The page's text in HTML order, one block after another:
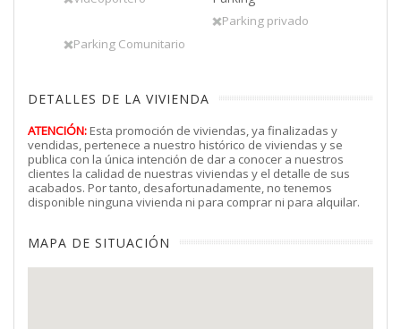
Parking privado
Parking Comunitario
DETALLES DE LA VIVIENDA
ATENCIÓN:Esta promoción de viviendas, ya finalizadas y
vendidas, pertenece a nuestro histórico de viviendas y se
publica con la única intención de dar a conocer a nuestros
clientes la calidad de nuestras viviendas y el detalle de sus
acabados. Por tanto, desafortunadamente, no tenemos
disponible ninguna vivienda ni para comprar ni para alquilar.
MAPA DE SITUACIÓN